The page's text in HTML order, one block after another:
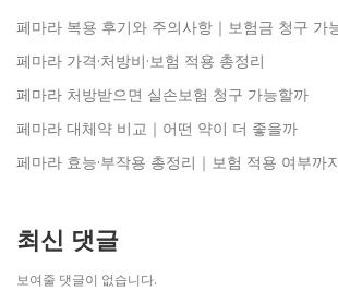
페마라 복용 후기와 주의사항｜보험금 청구 가
페마라 가격·처방비·보험 적용 총정리
페마라 처방받으면 실손보험 청구 가능할까
페마라 대체약 비교｜어떤 약이 더 좋을까
페마라 효능·부작용 총정리｜보험 적용 여부까
최신 댓글
보여줄 댓글이 없습니다.